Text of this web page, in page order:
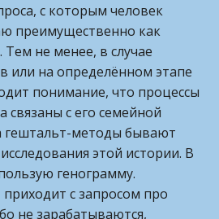
с которым человек
преимущественно как
не менее, в случае
или на определённом этапе
понимание, что процессы
связаны с его семейной
гештальт-методы бывают
этой истории. В
генограмму.
с запросом про
не зарабатываются,